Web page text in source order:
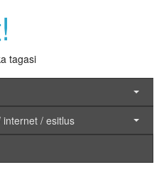
tagasi
/ esitlus